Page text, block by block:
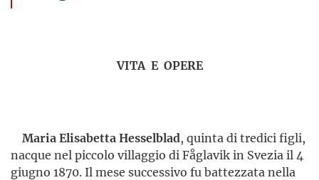
VITA E OPERE
Maria Elisabetta Hesselblad, quinta di tredici figli,
nacque nel piccolo villaggio di Fåglavik in Svezia il 4
giugno 1870. Il mese successivo fu battezzata nella